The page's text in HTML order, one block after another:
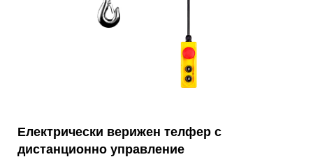
Електрически верижен телфер с
дистанционно управление